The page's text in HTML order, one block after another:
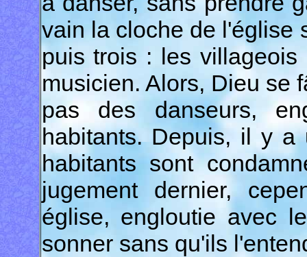
vain la cloche de l'église
puis trois : les
musicien. Alors, Dieu se
pas des danseurs,
habitants. Depuis, il y
habitants sont
jugement dernier,
église, engloutie avec
sonner sans qu'ils